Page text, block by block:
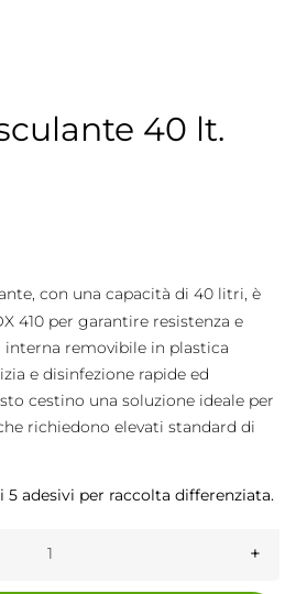
40 lt.
con una capacità di 40 litri, è
410 per garantire resistenza e
interna removibile in plastica
e disinfezione rapide ed
cestino una soluzione ideale per
richiedono elevati standard di
adesivi per raccolta differenziata.
+